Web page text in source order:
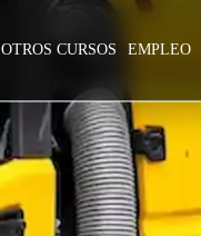
OTROS CURSOS EMPLEO